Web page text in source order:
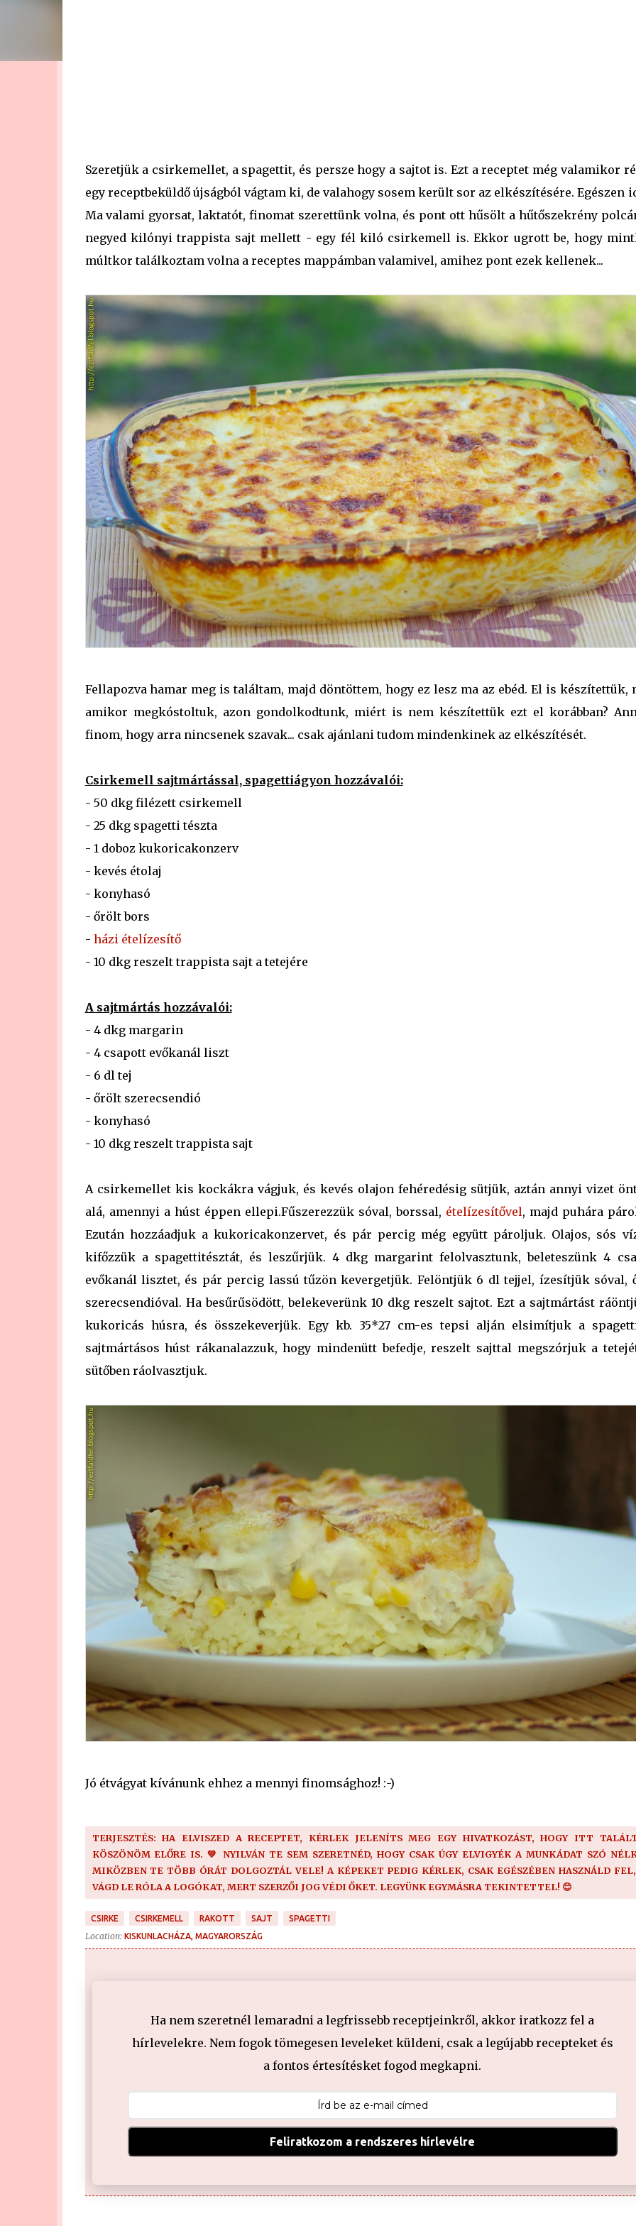
Szeretjük a csirkemellet, a spagettit, és persze hogy a sajtot is. Ezt a receptet még valamikor
egy receptbeküldő újságból vágtam ki, de valahogy sosem került sor az elkészítésére. Egészen
Ma valami gyorsat, laktatót, finomat szerettünk volna, és pont ott hűsölt a hűtőszekrény
negyed kilónyi trappista sajt mellett - egy fél kiló csirkemell is. Ekkor ugrott be, hogy
múltkor találkoztam volna a receptes mappámban valamivel, amihez pont ezek kellenek...
Fellapozva hamar meg is találtam, majd döntöttem, hogy ez lesz ma az ebéd. El is készítettük,
amikor megkóstoltuk, azon gondolkodtunk, miért is nem készítettük ezt el korábban?
finom, hogy arra nincsenek szavak... csak ajánlani tudom mindenkinek az elkészítését.
Csirkemell sajtmártással, spagettiágyon hozzávalói:
- 50 dkg filézett csirkemell
- 25 dkg spagetti tészta
- 1 doboz kukoricakonzerv
- kevés étolaj
- konyhasó
- őrölt bors
- házi ételízesítő
- 10 dkg reszelt trappista sajt a tetejére
A sajtmártás hozzávalói:
- 4 dkg margarin
- 4 csapott evőkanál liszt
- 6 dl tej
- őrölt szerecsendió
- konyhasó
- 10 dkg reszelt trappista sajt
A csirkemellet kis kockákra vágjuk, és kevés olajon fehéredésig sütjük, aztán annyi vizet
alá, amennyi a húst éppen ellepi.Fűszerezzük sóval, borssal, ételízesítővel, majd puhára
Ezután hozzáadjuk a kukoricakonzervet, és pár percig még együtt pároljuk. Olajos, sós
kifőzzük a spagettitésztát, és leszűrjük. 4 dkg margarint felolvasztunk, beleteszünk 4
evőkanál lisztet, és pár percig lassú tűzön kevergetjük. Felöntjük 6 dl tejjel, ízesítjük sóval,
szerecsendióval. Ha besűrűsödött, belekeverünk 10 dkg reszelt sajtot. Ezt a sajtmártást
kukoricás húsra, és összekeverjük. Egy kb. 35*27 cm-es tepsi alján elsimítjuk a
sajtmártásos húst rákanalazzuk, hogy mindenütt befedje, reszelt sajttal megszórjuk a
sütőben ráolvasztjuk.
Jó étvágyat kívánunk ehhez a mennyi finomsághoz! :-)
TERJESZTÉS: HA ELVISZED A RECEPTET, KÉRLEK JELENÍTS MEG EGY HIVATKOZÁST, HOGY ITT
KÖSZÖNÖM ELŐRE IS. 💚 NYILVÁN TE SEM SZERETNÉD, HOGY CSAK ÚGY ELVIGYÉK A MUNKÁDAT SZÓ
MIKÖZBEN TE TÖBB ÓRÁT DOLGOZTÁL VELE! A KÉPEKET PEDIG KÉRLEK, CSAK EGÉSZÉBEN HASZNÁLD
VÁGD LE RÓLA A LOGÓKAT, MERT SZERZŐI JOG VÉDI ŐKET. LEGYÜNK EGYMÁSRA TEKINTETTEL! 😊
CSIRKE CSIRKEMELL RAKOTT SAJT SPAGETTI
Location: KISKUNLACHÁZA, MAGYARORSZÁG
Ha nem szeretnél lemaradni a legfrissebb receptjeinkről, akkor iratkozz fel a
hírlevelekre. Nem fogok tömegesen leveleket küldeni, csak a legújabb recepteket és
a fontos értesítésket fogod megkapni.
Feliratkozom a rendszeres hírlevélre